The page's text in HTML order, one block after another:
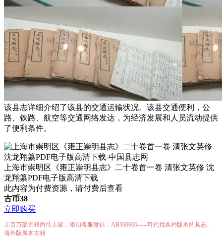
该县志详细介绍了该县的交通运输状况。该县交通便利，公
路、铁路、航空等交通网络发达，为经济发展和人员流动提供
了便利条件。
上海市崇明区《雍正崇明县志》二十卷首一卷 清张文英修 沈
龙翔纂PDF电子版高清下载
此内容为付费资源，请付费后查看
古币38
立即购买
上百万部古籍尚待上架，添加客服微信：AB360066-----可代找各种版本的县志、
海外版孤本古籍